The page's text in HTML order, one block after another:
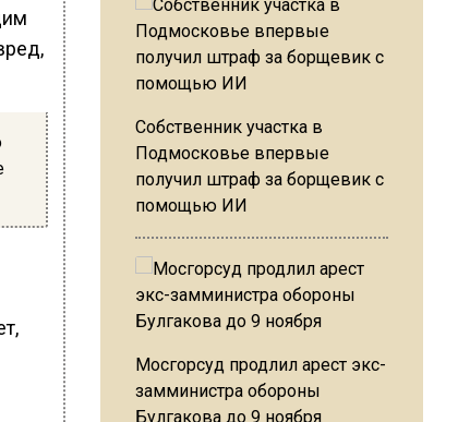
Собственник участка в
Подмосковье впервые
получил штраф за борщевик с
помощью ИИ
Мосгорсуд продлил арест экс-
замминистра обороны
Булгакова до 9 ноября